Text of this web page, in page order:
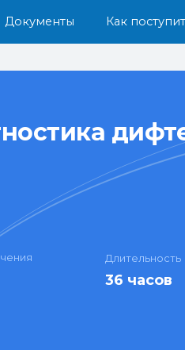
Как поступить
Длительность
36 часов